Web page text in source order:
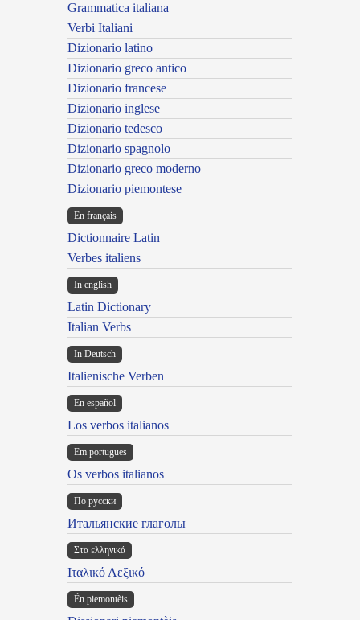
Grammatica italiana
Verbi Italiani
Dizionario latino
Dizionario greco antico
Dizionario francese
Dizionario inglese
Dizionario tedesco
Dizionario spagnolo
Dizionario greco moderno
Dizionario piemontese
En français
Dictionnaire Latin
Verbes italiens
In english
Latin Dictionary
Italian Verbs
In Deutsch
Italienische Verben
En español
Los verbos italianos
Em portugues
Os verbos italianos
По русски
Итальянские глаголы
Στα ελληνικά
Ιταλικό Λεξικό
Ën piemontèis